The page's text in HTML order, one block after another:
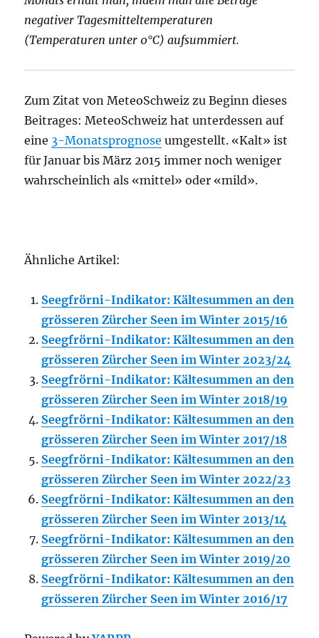
negativer Tagesmitteltemperaturen
(Temperaturen unter 0°C) aufsummiert.
Zum Zitat von MeteoSchweiz zu Beginn dieses
Beitrages: MeteoSchweiz hat unterdessen auf
eine 3-Monatsprognose umgestellt. «Kalt» ist
für Januar bis März 2015 immer noch weniger
wahrscheinlich als «mittel» oder «mild».
Ähnliche Artikel:
Seegfrörni-Indikator: Kältesummen an den
grösseren Zürcher Seen im Winter 2015/16
Seegfrörni-Indikator: Kältesummen an den
grösseren Zürcher Seen im Winter 2023/24
Seegfrörni-Indikator: Kältesummen an den
grösseren Zürcher Seen im Winter 2018/19
Seegfrörni-Indikator: Kältesummen an den
grösseren Zürcher Seen im Winter 2017/18
Seegfrörni-Indikator: Kältesummen an den
grösseren Zürcher Seen im Winter 2022/23
Seegfrörni-Indikator: Kältesummen an den
grösseren Zürcher Seen im Winter 2013/14
Seegfrörni-Indikator: Kältesummen an den
grösseren Zürcher Seen im Winter 2019/20
Seegfrörni-Indikator: Kältesummen an den
grösseren Zürcher Seen im Winter 2016/17